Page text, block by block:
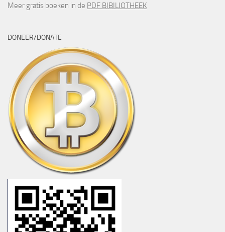
Meer gratis boeken in de PDF BIBILIOTHEEK
DONEER/DONATE